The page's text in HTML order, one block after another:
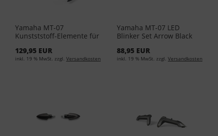
Yamaha MT-07
Kunstststoff-Elemente für
Power Grey BBW-F84W1-
A0-16
129,95 EUR
inkl. 19 % MwSt. zzgl. Versandkosten
Yamaha MT-07 LED
Blinker Set Arrow Black
88,95 EUR
inkl. 19 % MwSt. zzgl. Versandkosten